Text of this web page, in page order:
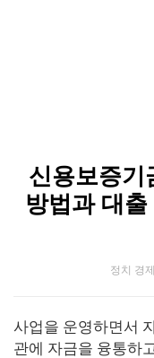
신용보증기
방법과 대
정치 경
사업을 운영하면서
관에 자금을 융통하